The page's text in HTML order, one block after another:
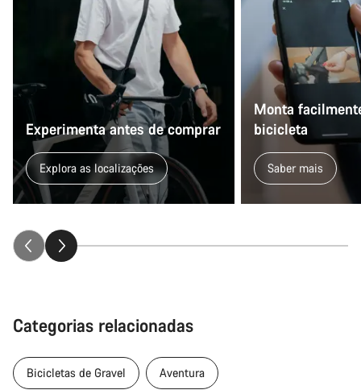
Experimenta antes de comprar
Explora as localizações
Monta
bicicleta
Saber mais
Categorias relacionadas
Bicicletas de Gravel Aventura